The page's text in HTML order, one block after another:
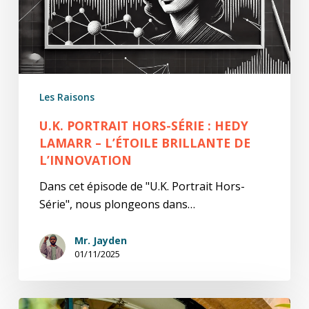
Hedy
Lamarr
–
L’Étoile
l’Innovation
Les Raisons
U.K. PORTRAIT HORS-SÉRIE : HEDY
LAMARR – L’ÉTOILE BRILLANTE DE
L’INNOVATION
Dans cet épisode de "U.K. Portrait Hors-
Série", nous plongeons dans…
Mr. Jayden
01/11/2025